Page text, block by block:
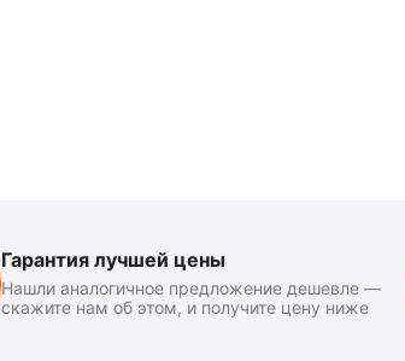
Гарантия лучшей цены
Нашли аналогичное предложение дешевле —
скажите нам об этом, и получите цену ниже